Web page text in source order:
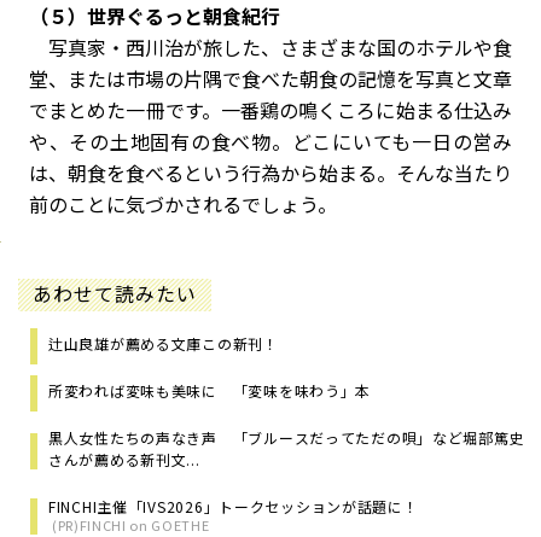
（５）世界ぐるっと朝食紀行
写真家・西川治が旅した、さまざまな国のホテルや食
堂、または市場の片隅で食べた朝食の記憶を写真と文章
でまとめた一冊です。一番鶏の鳴くころに始まる仕込み
や、その土地固有の食べ物。どこにいても一日の営み
は、朝食を食べるという行為から始まる。そんな当たり
前のことに気づかされるでしょう。
あわせて読みたい
辻山良雄が薦める文庫この新刊！
所変われば変味も美味に 「変味を味わう」本
黒人女性たちの声なき声 「ブルースだってただの唄」など堀部篤史
さんが薦める新刊文...
FINCHI主催「IVS2026」トークセッションが話題に！
(PR)FINCHI on GOETHE